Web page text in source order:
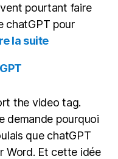
pourtant faire
chatGPT pour
la suite:
une
IA
en
local
the video tag.
demande pourquoi
que chatGPT
Word. Et cette idée